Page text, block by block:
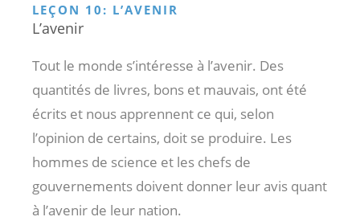
LEÇON 10: L’AVENIR
L’avenir
Tout le monde s’intéresse à l’avenir. Des
quantités de livres, bons et mauvais, ont été
écrits et nous apprennent ce qui, selon
l’opinion de certains, doit se produire. Les
hommes de science et les chefs de
gouvernements doivent donner leur avis quant
à l’avenir de leur nation.